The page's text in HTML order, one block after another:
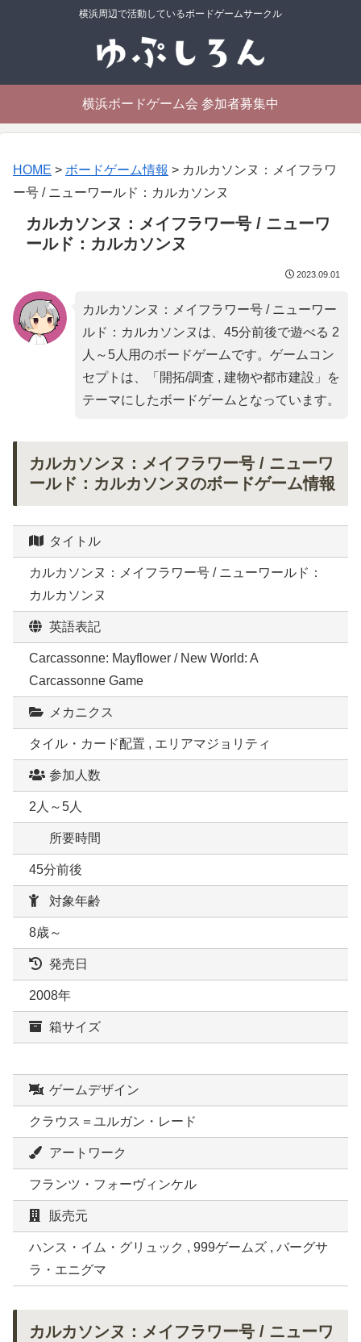
横浜周辺で活動しているボードゲームサークル
横浜ボードゲーム会 参加者募集中
HOME > ボードゲーム情報 > カルカソンヌ：メイフラワ
ー号 / ニューワールド：カルカソンヌ
カルカソンヌ：メイフラワー号 / ニューワ
ールド：カルカソンヌ
2023.09.01
カルカソンヌ：メイフラワー号 / ニューワー
ルド：カルカソンヌは、45分前後で遊べる 2
人～5人用のボードゲームです。ゲームコン
セプトは、「 開拓/調査 , 建物や都市建設 」を
テーマにしたボードゲームとなっています。
カルカソンヌ：メイフラワー号 / ニューワ
ールド：カルカソンヌのボードゲーム情報
タイトル
カルカソンヌ：メイフラワー号 / ニューワールド：
カルカソンヌ
英語表記
Carcassonne: Mayflower / New World: A
Carcassonne Game
メカニクス
タイル・カード配置 , エリアマジョリティ
参加人数
2人～5人
所要時間
45分前後
対象年齢
8歳～
発売日
2008年
箱サイズ
ゲームデザイン
クラウス＝ユルガン・レード
アートワーク
フランツ・フォーヴィンケル
販売元
ハンス・イム・グリュック , 999ゲームズ , バーグサ
ラ・エニグマ
カルカソンヌ：メイフラワー号 / ニューワ